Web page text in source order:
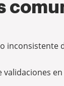
inconsistente
validaciones